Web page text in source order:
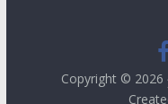
Copyright © 2026